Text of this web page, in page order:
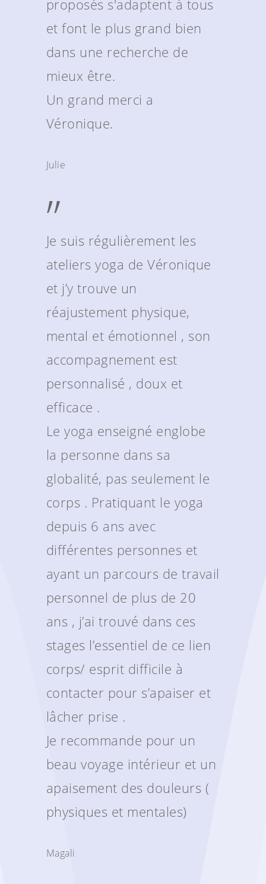
proposés s'adaptent à tous
et font le plus grand bien
dans une recherche de
mieux être.
Un grand merci a
Véronique.
Julie
”
Je suis régulièrement les
ateliers yoga de Véronique
et j’y trouve un
réajustement physique,
mental et émotionnel , son
accompagnement est
personnalisé , doux et
efficace .
Le yoga enseigné englobe
la personne dans sa
globalité, pas seulement le
corps . Pratiquant le yoga
depuis 6 ans avec
différentes personnes et
ayant un parcours de travail
personnel de plus de 20
ans , j’ai trouvé dans ces
stages l’essentiel de ce lien
corps/ esprit difficile à
contacter pour s’apaiser et
lâcher prise .
Je recommande pour un
beau voyage intérieur et un
apaisement des douleurs (
physiques et mentales)
Magali